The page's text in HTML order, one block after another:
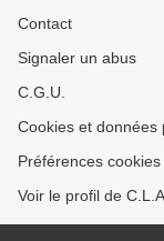
Contact
Signaler un abus
C.G.U.
Cookies et données
Préférences cookies
Voir le profil de